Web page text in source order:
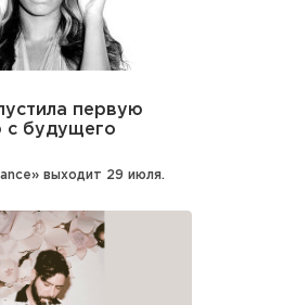
первую
с будущего
выходит 29 июля.